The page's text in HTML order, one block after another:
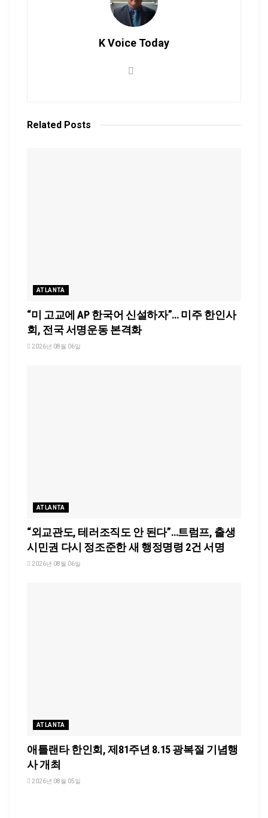
K Voice Today
Related Posts
ATLANTA
“미 고교에 AP 한국어 신설하자”… 미주 한인사
회, 전국 서명운동 본격화
2026년 08월 06일
ATLANTA
“외교관도, 테러조직도 안 된다”…트럼프, 출생
시민권 다시 정조준한 새 행정명령 2건 서명
2026년 08월 06일
ATLANTA
애틀랜타 한인회, 제81주년 8.15 광복절 기념행
사 개최
2026년 08월 05일